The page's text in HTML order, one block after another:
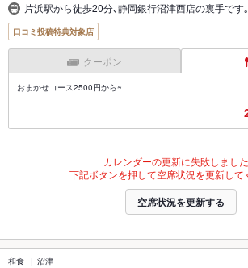
片浜駅から徒歩20分､静岡銀行沼津西店の裏手です｡
口コミ投稿特典対象店
クーポン
おまかせコース2500円から~
カレンダーの更新に失敗しました
下記ボタンを押して空席状況を更新して
空席状況を更新する
和食 沼津